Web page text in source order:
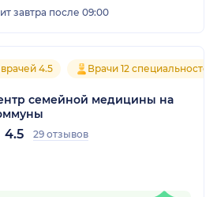
завтра после 09:00
4.5 Врачи 12 специальностей
семейной медицины на
4.5 29 отзывов